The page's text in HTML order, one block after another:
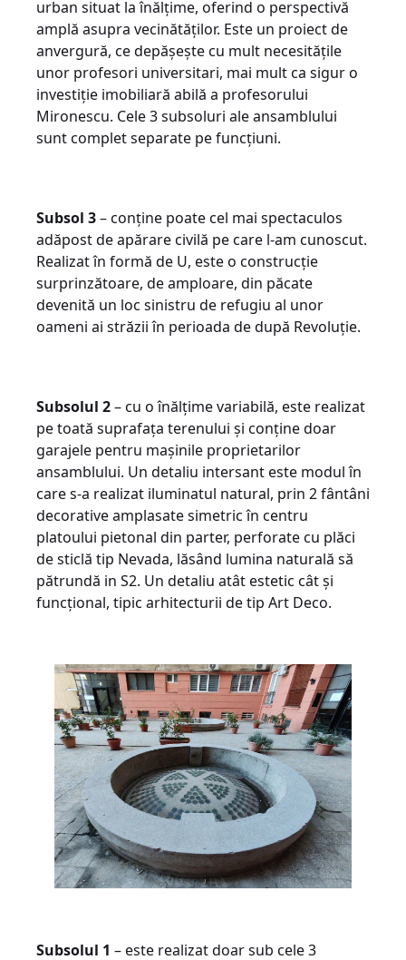
urban situat la înălțime, oferind o perspectivă
amplă asupra vecinătăților. Este un proiect de
anvergură, ce depășește cu mult necesitățile
unor profesori universitari, mai mult ca sigur o
investiție imobiliară abilă a profesorului
Mironescu. Cele 3 subsoluri ale ansamblului
sunt complet separate pe funcțiuni.
Subsol 3– conține poate cel mai spectaculos
adăpost de apărare civilă pe care l-am cunoscut.
Realizat în formă de U, este o construcție
surprinzătoare, de amploare, din păcate
devenită un loc sinistru de refugiu al unor
oameni ai străzii în perioada de după Revoluție.
Subsolul 2– cu o înălțime variabilă, este realizat
pe toată suprafața terenului și conține doar
garajele pentru mașinile proprietarilor
ansamblului. Un detaliu intersant este modul în
care s-a realizat iluminatul natural, prin 2 fântâni
decorative amplasate simetric în centru
platoului pietonal din parter, perforate cu plăci
de sticlă tip Nevada, lăsând lumina naturală să
pătrundă in S2. Un detaliu atât estetic cât și
funcțional, tipic arhitecturii de tip Art Deco.
Subsolul 1 – este realizat doar sub cele 3